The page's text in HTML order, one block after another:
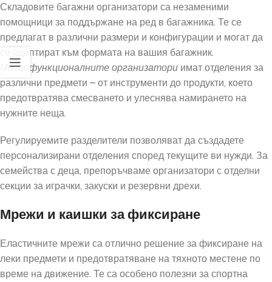
Складовите багажни организатори са незаменими
помощници за поддържане на ред в багажника. Те се
предлагат в различни размери и конфигурации и могат да
се адаптират към формата на вашия багажник.
Многофункционалните организатори имат отделения за
различни предмети – от инструменти до продукти, което
предотвратява смесването и улеснява намирането на
нужните неща.
Регулируемите разделители позволяват да създадете
персонализирани отделения според текущите ви нужди. За
семейства с деца, препоръчваме организатори с отделни
секции за играчки, закуски и резервни дрехи.
Мрежи и каишки за фиксиране
Еластичните мрежи са отлично решение за фиксиране на
леки предмети и предотвратяване на тяхното местене по
време на движение. Те са особено полезни за спортна